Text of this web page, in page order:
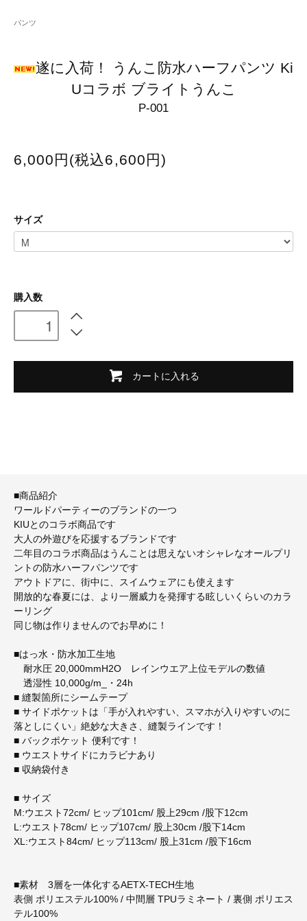
パンツ
遂に入荷！ うんこ防水ハーフパンツ Ki
Uコラボ ブライトうんこ
P-001
6,000円(税込6,600円)
サイズ
購入数
カートに入れる
■商品紹介
ワールドパーティーのブランドの一つ
KIUとのコラボ商品です
大人の外遊びを応援するブランドです
二年目のコラボ商品はうんことは思えないオシャレなオールプリ
ントの防水ハーフパンツです
アウトドアに、街中に、スイムウェアにも使えます
開放的な春夏には、より一層威力を発揮する眩しいくらいのカラ
ーリング
同じ物は作りませんのでお早めに！
■はっ水・防水加工生地
耐水圧 20,000mmH2O レインウエア上位モデルの数値
透湿性 10,000g/m_・24h
■ 縫製箇所にシームテープ
■ サイドポケットは「手が入れやすい、スマホが入りやすいのに
落としにくい」絶妙な大きさ、縫製ラインです！
■ バックポケット 便利です！
■ ウエストサイドにカラビナあり
■ 収納袋付き
■ サイズ
M:ウエスト72cm/ ヒップ101cm/ 股上29cm /股下12cm
L:ウエスト78cm/ ヒップ107cm/ 股上30cm /股下14cm
XL:ウエスト84cm/ ヒップ113cm/ 股上31cm /股下16cm
■素材 3層を一体化するAETX-TECH生地
表側 ポリエステル100% / 中間層 TPUラミネート / 裏側 ポリエス
テル100%